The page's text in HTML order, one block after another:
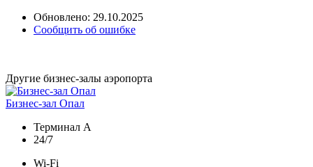
Обновлено: 29.10.2025
Сообщить об ошибке
Другие бизнес-залы аэропорта
Бизнес-зал Опал
Терминал A
24/7
Wi-Fi